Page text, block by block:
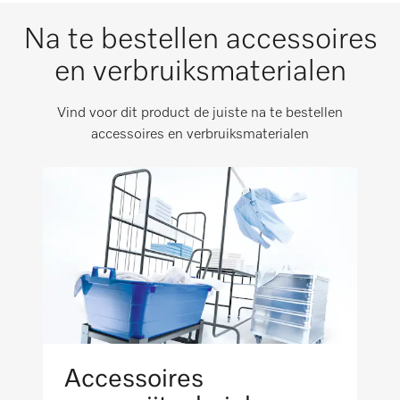
Nettogewicht in kg
214
Maximale vloerbelasting in N
Wasgoedbak
i
Favoriet programma
Detectie verkeerde invoer
Luchtvering
i
Pauzefunctie
Hoge persdruk
CE
EAC
VDE-EMC
RCM
Bescherming tegen opspattend water IPX0
Na te bestellen accessoires
en verbruiksmaterialen
Vind voor dit product de juiste na te bestellen
accessoires en verbruiksmaterialen
Accessoires